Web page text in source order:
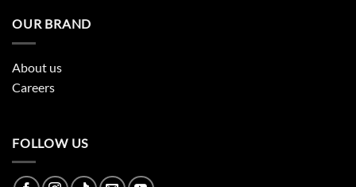
OUR BRAND
About us
Careers
FOLLOW US